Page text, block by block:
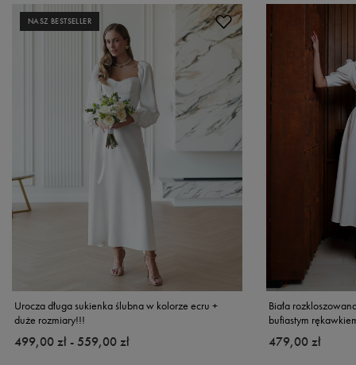
NASZ BESTSELLER
Urocza długa sukienka ślubna w kolorze ecru +
duże rozmiary!!!
od
499,00 zł - do
559,00 zł
Biała
bufiastym
479,00 zł